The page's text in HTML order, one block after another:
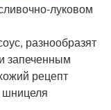
луковом
разнообразят
запеченным
рецепт